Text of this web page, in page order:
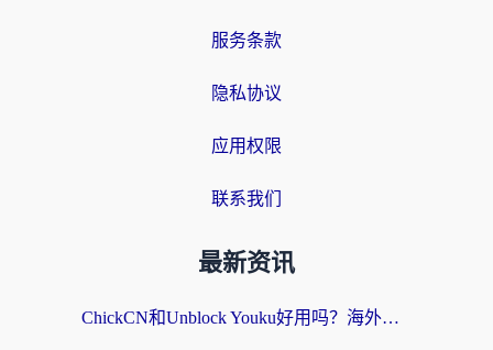
服务条款
隐私协议
应用权限
联系我们
最新资讯
ChickCN和Unblock Youku好用吗？海外党亲测3款回国加速器，附iOS免费选择指南